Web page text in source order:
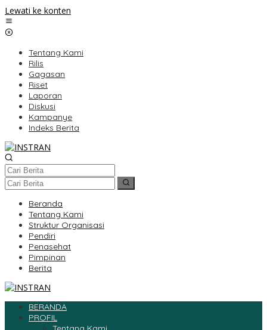
Lewati ke konten
Tentang Kami
Rilis
Gagasan
Riset
Laporan
Diskusi
Kampanye
Indeks Berita
Beranda
Tentang Kami
Struktur Organisasi
Pendiri
Penasehat
Pimpinan
Berita
BERANDA
PROFIL